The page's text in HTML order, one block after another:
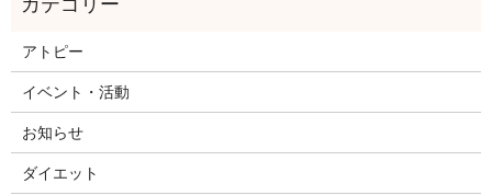
アトピー
イベント・活動
お知らせ
ダイエット